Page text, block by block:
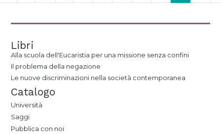
Libri
Alla scuola dell'Eucaristia per una missione senza confini
Il problema della negazione
Le nuove discriminazioni nella società contemporanea
Catalogo
Università
Saggi
Pubblica con noi